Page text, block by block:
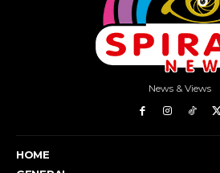
News & Views
HOME